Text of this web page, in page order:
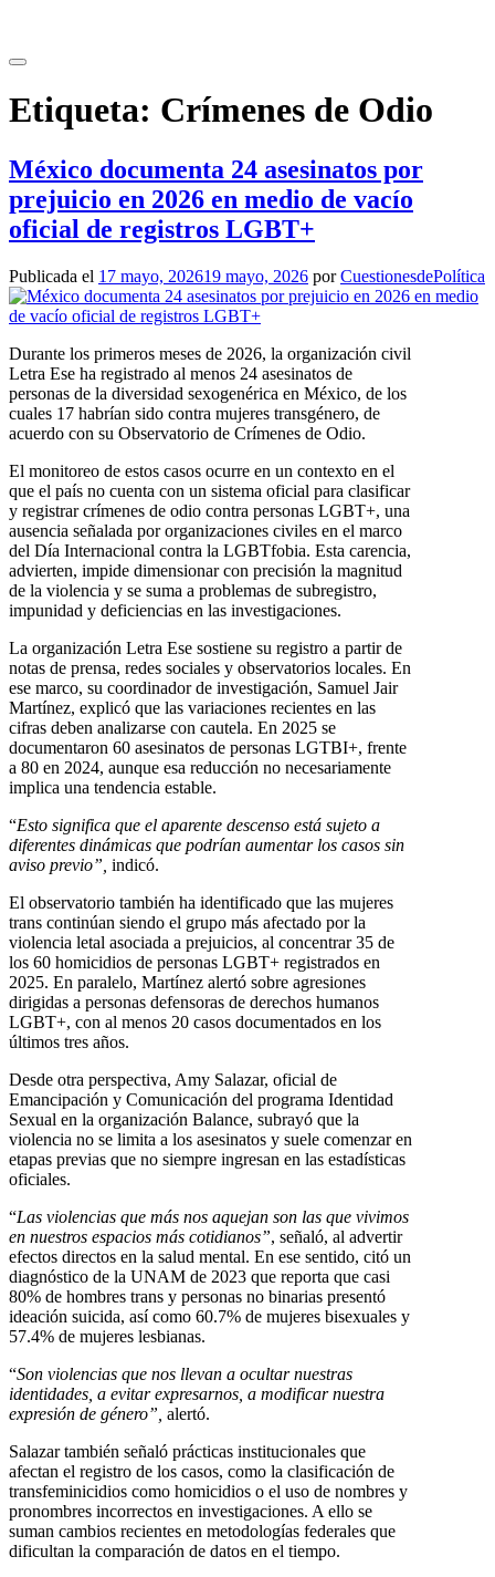
contenido
Etiqueta: Crímenes de Odio
México documenta 24 asesinatos por
prejuicio en 2026 en medio de vacío
oficial de registros LGBT+
Publicada el 17 mayo, 202619 mayo, 2026 porCuestionesdePolítica
Durante los primeros meses de 2026, la organización civil
Letra Ese ha registrado al menos 24 asesinatos de
personas de la diversidad sexogenérica en México, de los
cuales 17 habrían sido contra mujeres transgénero, de
acuerdo con su Observatorio de Crímenes de Odio.
El monitoreo de estos casos ocurre en un contexto en el
que el país no cuenta con un sistema oficial para clasificar
y registrar crímenes de odio contra personas LGBT+, una
ausencia señalada por organizaciones civiles en el marco
del Día Internacional contra la LGBTfobia. Esta carencia,
advierten, impide dimensionar con precisión la magnitud
de la violencia y se suma a problemas de subregistro,
impunidad y deficiencias en las investigaciones.
La organización Letra Ese sostiene su registro a partir de
notas de prensa, redes sociales y observatorios locales. En
ese marco, su coordinador de investigación, Samuel Jair
Martínez, explicó que las variaciones recientes en las
cifras deben analizarse con cautela. En 2025 se
documentaron 60 asesinatos de personas LGTBI+, frente
a 80 en 2024, aunque esa reducción no necesariamente
implica una tendencia estable.
“Esto significa que el aparente descenso está sujeto a
diferentes dinámicas que podrían aumentar los casos sin
aviso previo”, indicó.
El observatorio también ha identificado que las mujeres
trans continúan siendo el grupo más afectado por la
violencia letal asociada a prejuicios, al concentrar 35 de
los 60 homicidios de personas LGBT+ registrados en
2025. En paralelo, Martínez alertó sobre agresiones
dirigidas a personas defensoras de derechos humanos
LGBT+, con al menos 20 casos documentados en los
últimos tres años.
Desde otra perspectiva, Amy Salazar, oficial de
Emancipación y Comunicación del programa Identidad
Sexual en la organización Balance, subrayó que la
violencia no se limita a los asesinatos y suele comenzar en
etapas previas que no siempre ingresan en las estadísticas
oficiales.
“Las violencias que más nos aquejan son las que vivimos
en nuestros espacios más cotidianos”, señaló, al advertir
efectos directos en la salud mental. En ese sentido, citó un
diagnóstico de la UNAM de 2023 que reporta que casi
80% de hombres trans y personas no binarias presentó
ideación suicida, así como 60.7% de mujeres bisexuales y
57.4% de mujeres lesbianas.
“Son violencias que nos llevan a ocultar nuestras
identidades, a evitar expresarnos, a modificar nuestra
expresión de género”, alertó.
Salazar también señaló prácticas institucionales que
afectan el registro de los casos, como la clasificación de
transfeminicidios como homicidios o el uso de nombres y
pronombres incorrectos en investigaciones. A ello se
suman cambios recientes en metodologías federales que
dificultan la comparación de datos en el tiempo.